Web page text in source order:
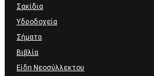
Σακίδια
Υδροδοχεία
Σήματα
Βιβλία
Είδη Νεοσύλλεκτου